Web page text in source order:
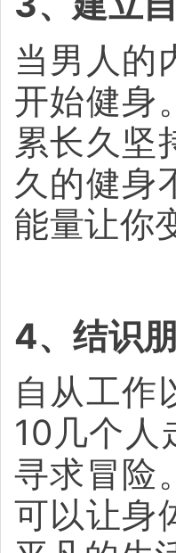
当男人的
开始健身
累长久坚
久的健身
能量让你
4、结识
自从工作
10几个人
寻求冒险
可以让身